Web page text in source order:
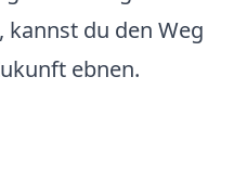
du den Weg
ebnen.